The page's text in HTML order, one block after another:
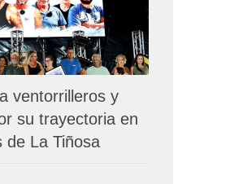
ventorrilleros y
su trayectoria en
de La Tiñosa